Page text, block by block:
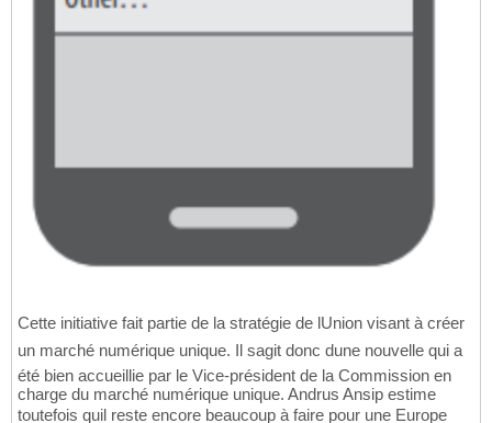
Cette initiative fait partie de la stratégie de lUnion visant à créer
un marché numérique unique. Il sagit donc dune nouvelle qui a
été bien accueillie par le Vice-président de la Commission en
charge du marché numérique unique. Andrus Ansip estime
toutefois quil reste encore beaucoup à faire pour une Europe